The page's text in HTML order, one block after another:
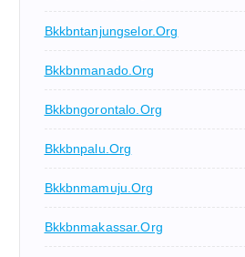
Bkkbntanjungselor.org
Bkkbnmanado.org
Bkkbngorontalo.org
Bkkbnpalu.org
Bkkbnmamuju.org
Bkkbnmakassar.org